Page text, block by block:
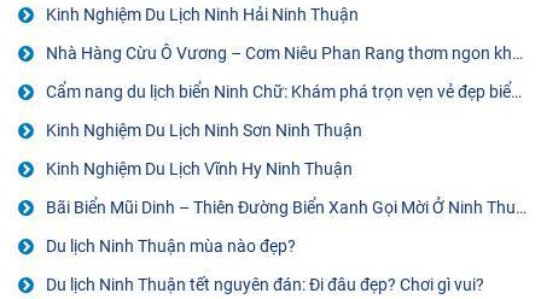
Kinh Nghiệm Du Lịch Ninh Hải Ninh Thuận
Nhà Hàng Cừu Ô Vương – Cơm Niêu Phan Rang thơm ngon khó cưỡng
Cẩm nang du lịch biển Ninh Chữ: Khám phá trọn vẹn vẻ đẹp biển xanh
Kinh Nghiệm Du Lịch Ninh Sơn Ninh Thuận
Kinh Nghiệm Du Lịch Vĩnh Hy Ninh Thuận
Bãi Biển Mũi Dinh – Thiên Đường Biển Xanh Gọi Mời Ở Ninh Thuận
Du lịch Ninh Thuận mùa nào đẹp?
Du lịch Ninh Thuận tết nguyên đán: Đi đâu đẹp? Chơi gì vui?